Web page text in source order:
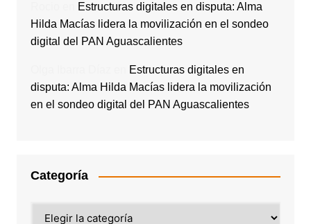
Estructuras digitales en disputa: Alma
Hilda Macías lidera la movilización en el sondeo
digital del PAN Aguascalientes
Estructuras digitales en
disputa: Alma Hilda Macías lidera la movilización
en el sondeo digital del PAN Aguascalientes
Categoría